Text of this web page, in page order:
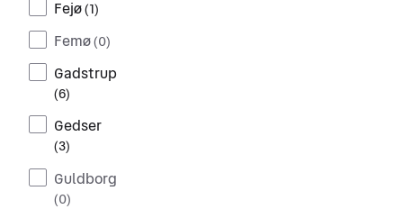
Fejø(1)
Femø(0)
Gadstrup
(6)
Gedser
(3)
Guldborg
(0)